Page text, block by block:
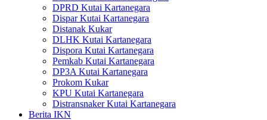
DPRD Kutai Kartanegara
Dispar Kutai Kartanegara
Distanak Kukar
DLHK Kutai Kartanegara
Dispora Kutai Kartanegara
Pemkab Kutai Kartanegara
DP3A Kutai Kartanegara
Prokom Kukar
KPU Kutai Kartanegara
Distransnaker Kutai Kartanegara
Berita IKN